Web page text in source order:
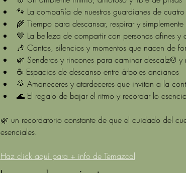
🐾 La compañía de nuestros guardianes de
🌾 Tiempo para descansar, respirar y simplemente
🤎 La belleza de compartir con personas afines y
🎶 Cantos, silencios y momentos que nacen de
🌿 Senderos y rincones para caminar descalz@
☕ Espacios de descanso entre árboles ancianos
🌞 Amaneceres y atardeceres que invitan a la
🌊 El regalo de bajar el ritmo y recordar lo
🌿 un recordatorio constante de que el cuidado del
esenciales.
Haz click aquí para + info de Temazcal